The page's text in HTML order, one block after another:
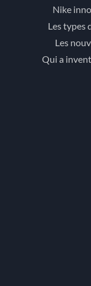
Nike
Les types
Les
Qui a